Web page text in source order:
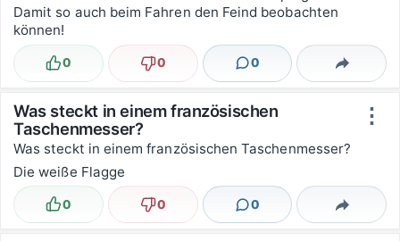
Damit so auch beim Fahren den Feind beobachten
können!
Lustig
0 Nicht lustig
0 0
Kommentare Teilen
⋮
Was steckt in einem französischen
Taschenmesser?
Was steckt in einem französischen Taschenmesser?
Die weiße Flagge
Lustig
0 Nicht lustig
0 0
Kommentare Teilen